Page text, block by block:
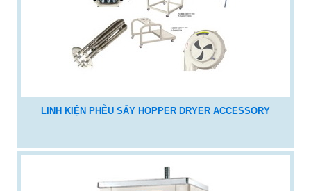
LINH KIỆN PHỄU SẤY HOPPER DRYER ACCESSORY